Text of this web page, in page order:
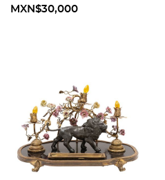
Firmado "Carrier".
MXN$30,000